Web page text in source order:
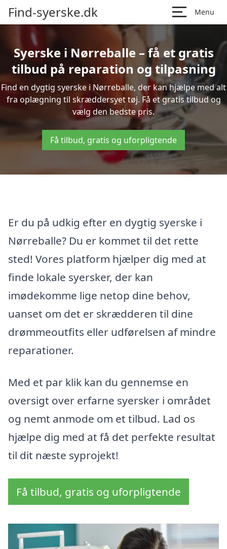
Find-syerske.dk Menu
Syerske i Nørreballe – få et gratis
tilbud på reparation og tilpasning
Find en dygtig syerske i Nørreballe, der kan hjælpe med alt
fra oplægning til skræddersyet tøj. Få et gratis tilbud og
vælg den bedste pris.
Få tilbud, gratis og uforpligtende
Er du på udkig efter en dygtig syerske i
Nørreballe? Du er kommet til det rette
sted! Vores platform hjælper dig med at
finde lokale syersker, der kan
imødekomme lige netop dine behov,
uanset om det er skrædderen til dine
drømmeoutfits eller udførelsen af mindre
reparationer.
Med et par klik kan du gennemse en
oversigt over erfarne syersker i området
og nemt anmode om et tilbud. Lad os
hjælpe dig med at få det perfekte resultat
til dit næste syprojekt!
Få tilbud, gratis og uforpligtende